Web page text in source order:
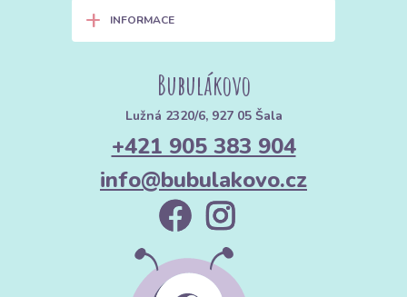
+ INFORMACE
Bubulákovo
Lužná 2320/6, 927 05 Šala
+421 905 383 904
info@bubulakovo.cz